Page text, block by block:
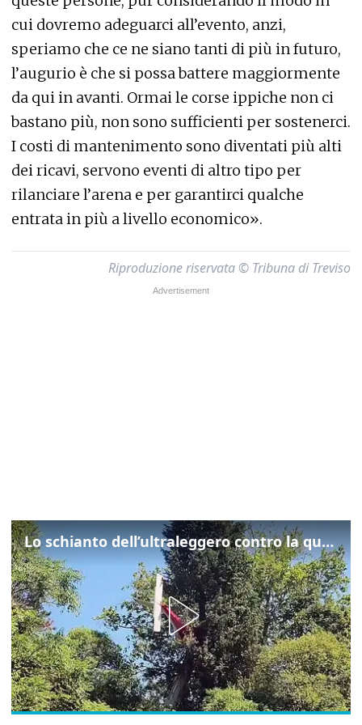
cui dovremo adeguarci all’evento, anzi,
speriamo che ce ne siano tanti di più in futuro,
l’augurio è che si possa battere maggiormente
da qui in avanti. Ormai le corse ippiche non ci
bastano più, non sono sufficienti per sostenerci.
I costi di mantenimento sono diventati più alti
dei ricavi, servono eventi di altro tipo per
rilanciare l’arena e per garantirci qualche
entrata in più a livello economico».
Riproduzione riservata © Tribuna di Treviso
Lo schianto dell’ultraleggero contro la quercia: cosa è successo a Rivarotta